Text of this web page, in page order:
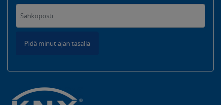
Pidä minut ajan tasalla